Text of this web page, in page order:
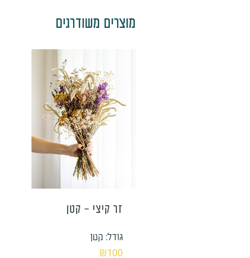
מוצרים משודרגים
זר קיצי – קטן
גודל: קטן
₪100